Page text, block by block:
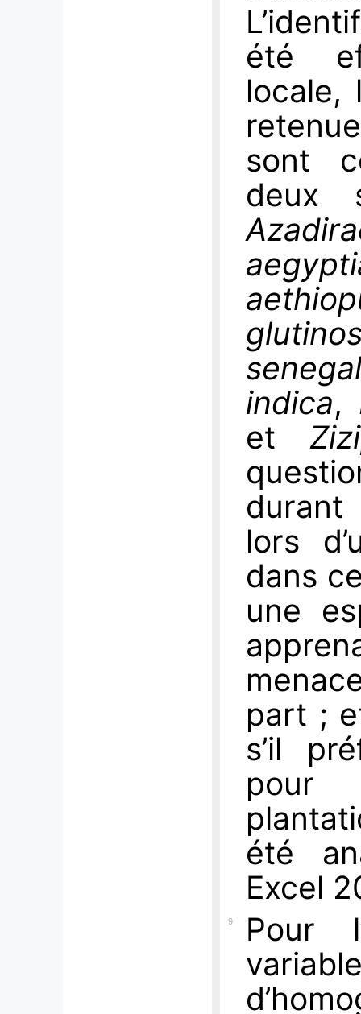
été
locale,
sont
deux
indica,
et
lors
dans
une
part ;
s’il
pour
été
Excel
9
Pour